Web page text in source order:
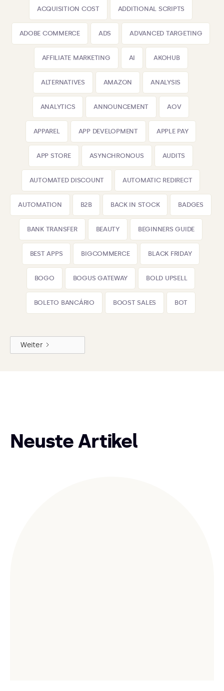
ACQUISITION COST ADDITIONAL SCRIPTS
ADOBE COMMERCE ADS ADVANCED TARGETING
AFFILIATE MARKETING AI AKOHUB
ALTERNATIVES AMAZON ANALYSIS
ANALYTICS ANNOUNCEMENT AOV
APPAREL APP DEVELOPMENT APPLE PAY
APP STORE ASYNCHRONOUS AUDITS
AUTOMATED DISCOUNT AUTOMATIC REDIRECT
AUTOMATION B2B BACK IN STOCK BADGES
BANK TRANSFER BEAUTY BEGINNERS GUIDE
BEST APPS BIGCOMMERCE BLACK FRIDAY
BOGO BOGUS GATEWAY BOLD UPSELL
BOLETO BANCÁRIO BOOST SALES BOT
Weiter
Neuste Artikel